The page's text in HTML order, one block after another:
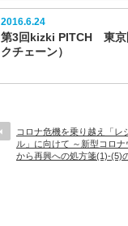
2016.6.24
第3回kizki PITCH 東京
クチェーン）
コロナ危機を乗り越え「レ
ル」に向けて ～新型コロ
から再興への処方箋(1)-(5)